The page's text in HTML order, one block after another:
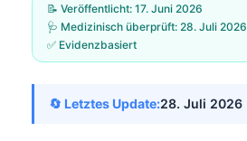
📝 Veröffentlicht: 17. Juni 2026
🩺 Medizinisch überprüft: 28. Juli 2026
✅ Evidenzbasiert
🔄 Letztes Update:28. Juli 2026